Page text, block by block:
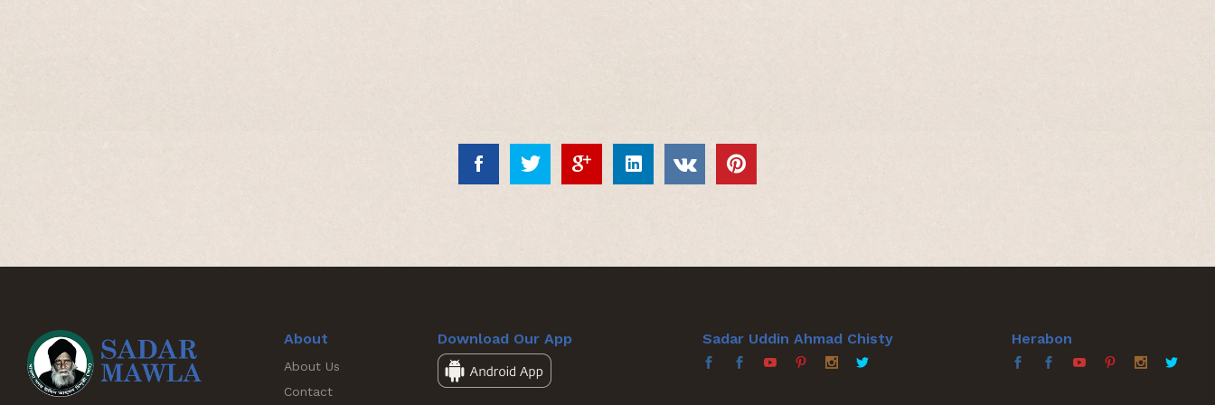
About
About Us
Contact
Download Our App Sadar Uddin Ahmad Chisty Herabon